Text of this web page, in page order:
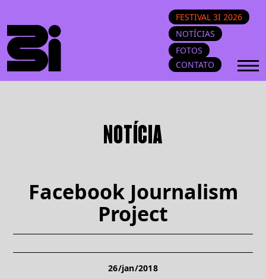
FESTIVAL 3I 2026
NOTÍCIAS
FOTOS
CONTATO
NOTÍCIA
Facebook Journalism
Project
26/jan/2018